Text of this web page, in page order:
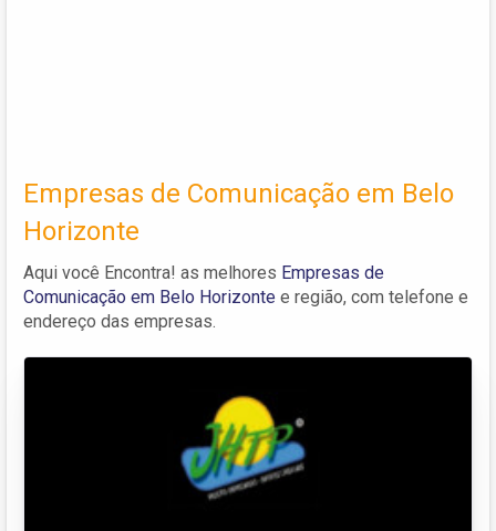
Empresas de Comunicação em Belo
Horizonte
Aqui você Encontra! as melhores Empresas de
Comunicação em Belo Horizonte e região, com telefone e
endereço das empresas.